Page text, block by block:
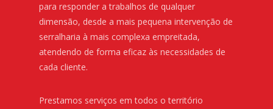
para responder a trabalhos de qualquer
dimensão, desde a mais pequena intervenção de
serralharia à mais complexa empreitada,
atendendo de forma eficaz às necessidades de
cada cliente.
Prestamos serviços em todos o território